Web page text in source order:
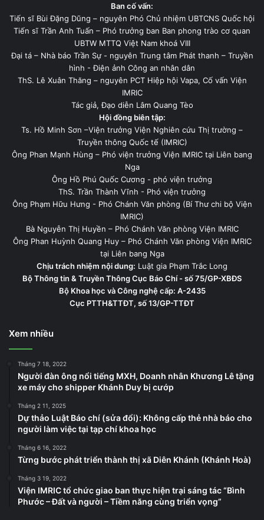
Ban cố vấn:
Tiến sĩ Bùi Đặng Dũng – nguyên Phó Chủ nhiệm UBTCNS Quốc hội
Tiến sĩ Trần Anh Tuấn – Phó trưởng ban Ban phong trào cơ quan
UBTW MTTQ Việt Nam khoá VIII
Đại tá – Nhà báo Trần Sự - nguyên Trung tâm Phát thanh – Truyền
hình - Điện ảnh Công an nhân dân
ThS. Lê Xuân Thăng – nguyên PCT Hiệp hội Vapa, Cố vấn Viện
IMRIC
Tác giả, Đạo diễn Lâm Quang Tèo
Hội đồng biên tập:
Ts. Hồ Minh Sơn –Viện trưởng Viện Nghiên cứu Thị trường –
Truyền thông Quốc tế (IMRIC)
Ông Phan Mạnh Hùng – Phó viện trưởng Viện IMRIC tại Liên bang
Nga
Ông Hồ Phú Quốc Cương - phó viện trưởng
ThS. Trần Thành Vĩnh - Phó viện trưởng
Ông Phạm Hữu Hưng - Phó Chánh Văn phòng (Bí Thư chi bộ Viện
IMRIC)
Bà Nguyễn Thị Huyền – Phó Chánh Văn phòng Viện IMRIC
Ông Phan Huỳnh Quang Huy – Phó Chánh Văn phòng Viện IMRIC
tại Liên bang Nga
Chịu trách nhiệm nội dung: Luật gia Phạm Trắc Long
Bộ Thông tin & Truyền Thông Cục Báo Chí - số 75/GP-XBĐS
Bộ Khoa học và Công nghệ cấp: A-2435
Cục PTTH&TTĐT, số 13/GP-TTĐT
Xem nhiều
Tháng 7 18, 2022
Người đàn ông nổi tiếng MXH, Doanh nhân Khương Lê tặng
xe máy cho shipper Khánh Duy bị cướp
Tháng 2 11, 2025
Dự thảo Luật Báo chí (sửa đổi): Không cấp thẻ nhà báo cho
người làm việc tại tạp chí khoa học
Tháng 6 16, 2022
Từng bước phát triển thành thị xã Diên Khánh (Khánh Hoà)
Tháng 3 19, 2022
Viện IMRIC tổ chức giao ban thực hiện trại sáng tác “Bình
Phước – Đất và người – Tiềm năng cùng triển vọng”